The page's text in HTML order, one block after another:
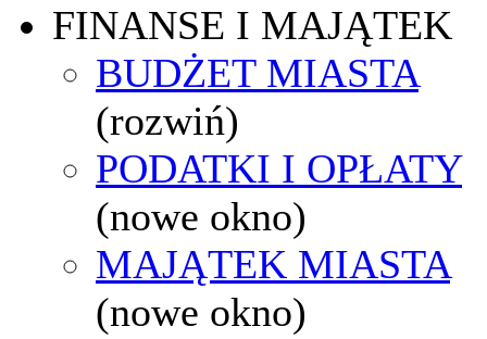
FINANSE I MAJĄTEK
BUDŻET MIASTA
(rozwiń)
PODATKI I OPŁATY
(nowe okno)
MAJĄTEK MIASTA
(nowe okno)